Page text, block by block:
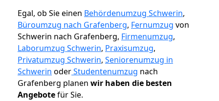
Egal, ob Sie einen Behördenumzug Schwerin,
Büroumzug nach Grafenberg, Fernumzug von
Schwerin nach Grafenberg, Firmenumzug,
Laborumzug Schwerin, Praxisumzug,
Privatumzug Schwerin, Seniorenumzug in
Schwerin oderStudentenumzug nach
Grafenberg planen wir haben die besten
Angebotefür Sie.